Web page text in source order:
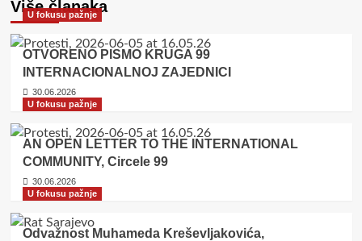
Više članaka
U fokusu pažnje
OTVORENO PISMO KRUGA 99
INTERNACIONALNOJ ZAJEDNICI
30.06.2026
U fokusu pažnje
AN OPEN LETTER TO THE INTERNATIONAL
COMMUNITY, Circele 99
30.06.2026
U fokusu pažnje
Odvažnost Muhameda Kreševljakovića,